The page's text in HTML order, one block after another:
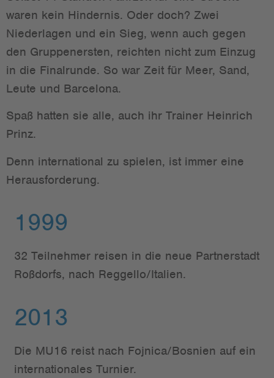
waren kein Hindernis. Oder doch? Zwei
Niederlagen und ein Sieg, wenn auch gegen
den Gruppenersten, reichten nicht zum Einzug
in die Finalrunde. So war Zeit für Meer, Sand,
Leute und Barcelona.
Spaß hatten sie alle, auch ihr Trainer Heinrich
Prinz.
Denn international zu spielen, ist immer eine
Herausforderung.
1999
32 Teilnehmer reisen in die neue Partnerstadt
Roßdorfs, nach Reggello/Italien.
2013
Die MU16 reist nach Fojnica/Bosnien auf ein
internationales Turnier.